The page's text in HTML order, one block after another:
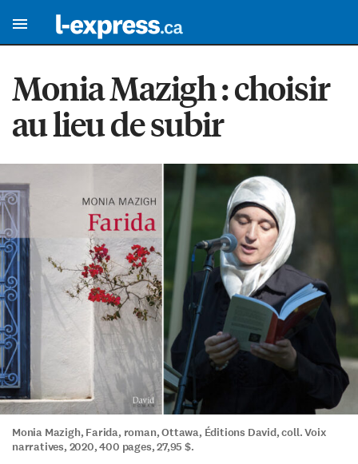
Monia Mazigh : choisir
au lieu de subir
Monia Mazigh, Farida, roman, Ottawa, Éditions David, coll. Voix
narratives, 2020, 400 pages, 27,95 $.